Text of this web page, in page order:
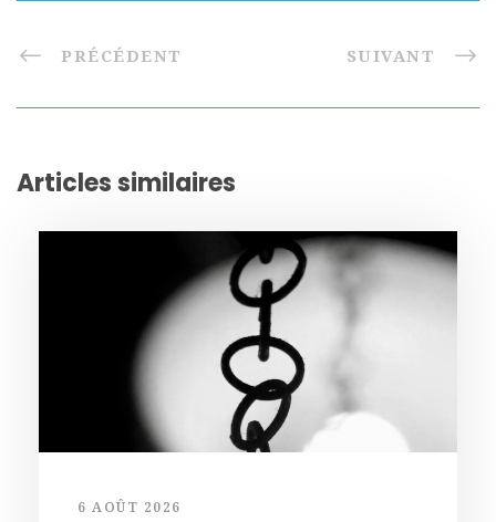
PRÉCÉDENT SUIVANT
Articles similaires
6 AOÛT 2026